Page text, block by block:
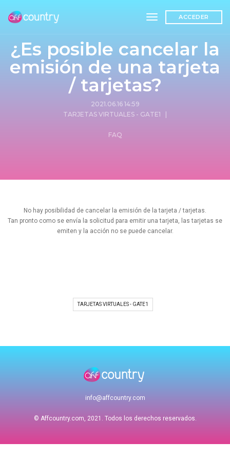
toggle navigation
ACCEDER
¿Es posible cancelar la
emisión de una tarjeta
/ tarjetas?
2021.06.16 14:59
TARJETAS VIRTUALES - GATE1 |
FAQ
No hay posibilidad de cancelar la emisión de la tarjeta / tarjetas.
Tan pronto como se envía la solicitud para emitir una tarjeta, las tarjetas se
emiten y la acción no se puede cancelar.
TARJETAS VIRTUALES - GATE1
info@affcountry.com
© Affcountry.com, 2021. Todos los derechos reservados.